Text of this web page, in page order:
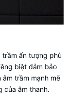
trầm ấn tượng phù
biệt đảm bảo
trầm mạnh mẽ
của âm thanh.